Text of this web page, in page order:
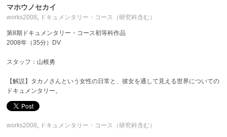
マホウノセカイ
works2008 ドキュメンタリー・コース（研究科含む）
第8期ドキュメンタリー・コース初等科作品
2008年（35分）DV
スタッフ：山根勇
【解説】タカノさんという女性の日常と、彼女を通して見える世界についての
ドキュメンタリー。
works2008, ドキュメンタリー・コース（研究科含む）